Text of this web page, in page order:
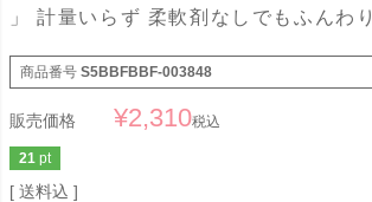
」 計量いらず 柔軟剤なしでもふんわり
商品番号 S5BBFBBF-003848
販売価格 ¥2,310税込
21 pt
送料込